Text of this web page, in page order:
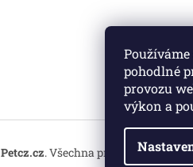
pohodlné
provozu
výkon a
Petcz.cz. Všechna práva vyhrazena.